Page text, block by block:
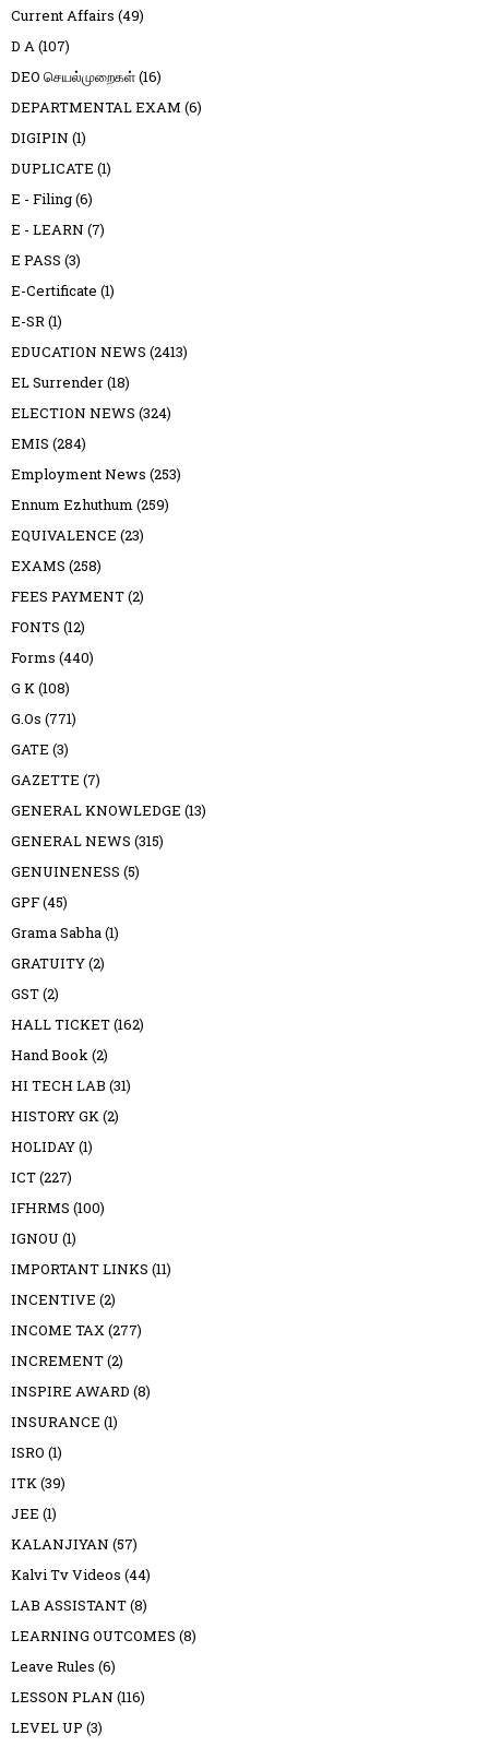
Current Affairs (49)
D A(107)
DEO செயல்முறைகள்(16)
DEPARTMENTAL EXAM (6)
DIGIPIN (1)
DUPLICATE (1)
E - Filing(6)
E - LEARN (7)
E PASS (3)
E-Certificate (1)
E-SR(1)
EDUCATION NEWS (2413)
EL Surrender(18)
ELECTION NEWS (324)
EMIS (284)
Employment News (253)
Ennum Ezhuthum (259)
EQUIVALENCE (23)
EXAMS (258)
FEES PAYMENT(2)
FONTS (12)
Forms (440)
G K(108)
G.Os (771)
GATE (3)
GAZETTE (7)
GENERAL KNOWLEDGE (13)
GENERAL NEWS (315)
GENUINENESS (5)
GPF(45)
Grama Sabha(1)
GRATUITY(2)
GST(2)
HALL TICKET(162)
Hand Book(2)
HI TECH LAB (31)
HISTORY GK(2)
HOLIDAY(1)
ICT(227)
IFHRMS (100)
IGNOU (1)
IMPORTANT LINKS (11)
INCENTIVE (2)
INCOME TAX(277)
INCREMENT(2)
INSPIRE AWARD (8)
INSURANCE (1)
ISRO (1)
ITK(39)
JEE (1)
KALANJIYAN (57)
Kalvi Tv Videos (44)
LAB ASSISTANT(8)
LEARNING OUTCOMES (8)
Leave Rules (6)
LESSON PLAN (116)
LEVEL UP (3)